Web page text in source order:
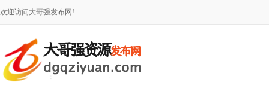
欢迎访问大哥强发布网!